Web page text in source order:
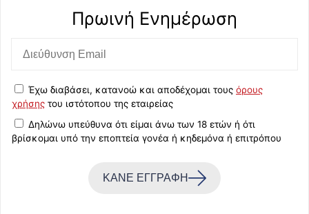
Πρωινή Eνημέρωση
Έχω διαβάσει, κατανοώ και αποδέχομαι τους όρους
χρήσης του ιστότοπου της εταιρείας
Δηλώνω υπεύθυνα ότι είμαι άνω των 18 ετών ή ότι
βρίσκομαι υπό την εποπτεία γονέα ή κηδεμόνα ή επιτρόπου
ΚΑΝΕ ΕΓΓΡΑΦΗ